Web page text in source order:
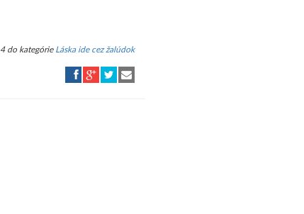
do kategórie Láska ide cez žalúdok